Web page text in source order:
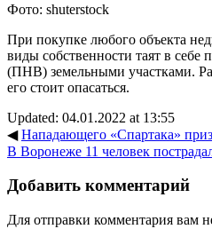
Фото: shuterstock
При покупке любого объекта
виды собственности таят в
(ПНВ) земельными участками.
его стоит опасаться.
Updated: 04.01.2022 at 13:55
◀Нападающего «Спартака»
В Воронеже 11 человек
Добавить комментарий
Для отправки комментария вам